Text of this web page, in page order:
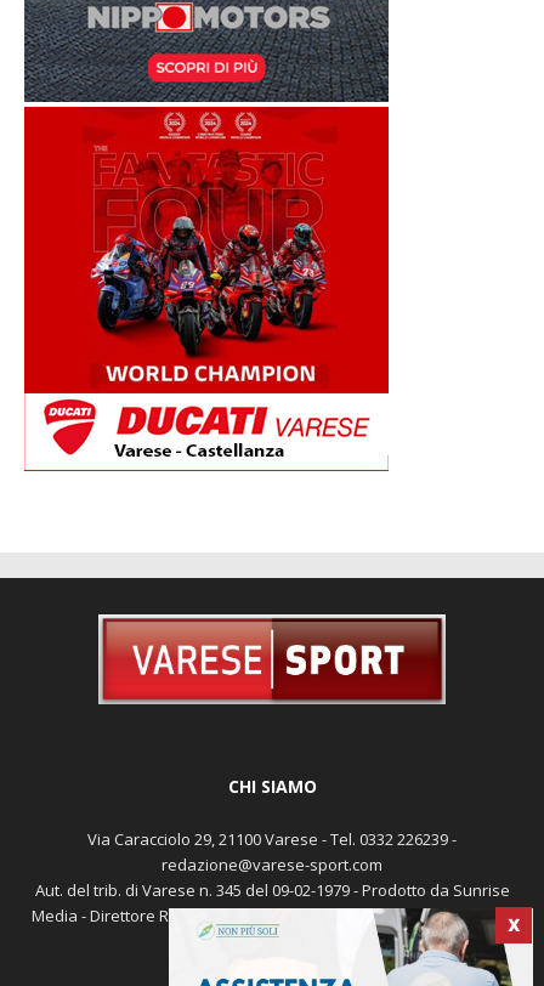
X
CHI SIAMO
Via Caracciolo 29, 21100 Varese - Tel. 0332 226239 -
redazione@varese-sport.com
Aut. del trib. di Varese n. 345 del 09-02-1979 - Prodotto da Sunrise
Media - Direttore Responsabile: Michele Marocco -Cookie policy
Pubblicità